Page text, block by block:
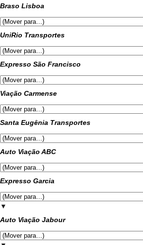
Braso Lisboa
UniRio Transportes
Expresso São Francisco
Viação Carmense
Santa Eugênia Transportes
Auto Viação ABC
Expresso Garcia
▼
Auto Viação Jabour